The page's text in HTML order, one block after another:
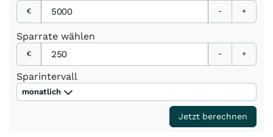
€ - +
Sparrate wählen
€ - +
Sparintervall
monatlich
Jetzt berechnen